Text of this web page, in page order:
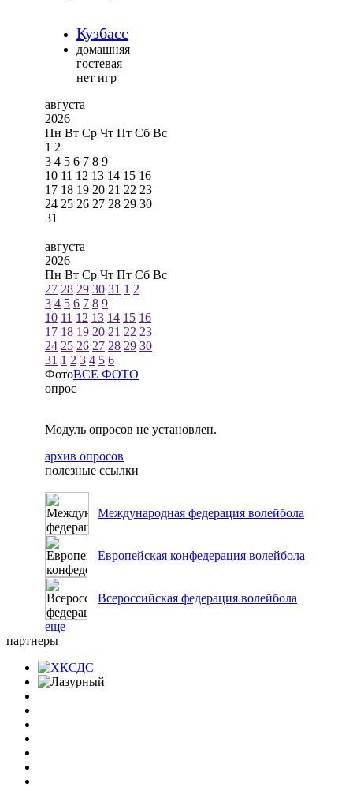
Кузбасс
домашняя
гостевая
нет игр
августа
2026
Пн Вт Ср Чт Пт Сб Вс
1 2
3 4 5 6 7 8 9
10 11 12 13 14 15 16
17 18 19 20 21 22 23
24 25 26 27 28 29 30
31
августа
2026
Пн Вт Ср Чт Пт Сб Вс
27 28 29 30 31 1 2
3 4 5 6 7 8 9
10 11 12 13 14 15 16
17 18 19 20 21 22 23
24 25 26 27 28 29 30
31 1 2 3 4 5 6
ФотоВСЕ ФОТО
опрос
Модуль опросов не установлен.
архив опросов
полезные ссылки
Международная федерация волейбола
Европейская конфедерация волейбола
Всероссийская федерация волейбола
еще
партнеры